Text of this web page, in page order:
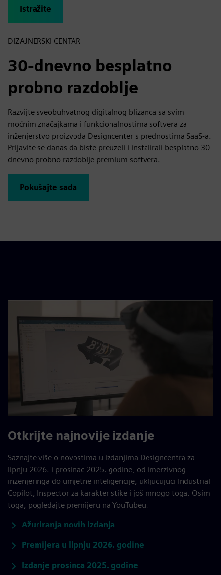
Istražite
DIZAJNERSKI CENTAR
30-dnevno besplatno
probno razdoblje
Razvijte sveobuhvatnog digitalnog blizanca sa svim
moćnim značajkama i funkcionalnostima softvera za
inženjerstvo proizvoda Designcenter s prednostima SaaS-a.
Prijavite se danas da biste preuzeli i instalirali besplatno 30-
dnevno probno razdoblje premium softvera.
Pokušajte sada
Otkrijte najnovije izdanje
Saznajte više o novostima u izdanjima Designcentra za
lipnju 2026. i prosinac 2025. godine, od imerzivnog
inženjeringa do umjetne inteligencije, uključujući Industrial
Copilot, Inspector za karakteristike i još mnogo toga. Osim
toga, pogledajte premijeru na YouTubeu.
Ažuriranja novih izdanja
Premijera u lipnju 2026. godine
Izdanje prosinca 2025. godine